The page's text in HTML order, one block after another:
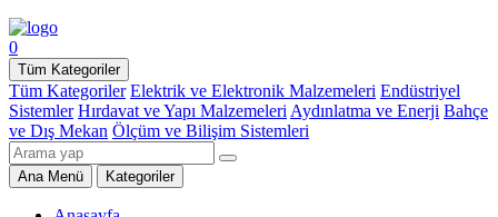
0
Tüm Kategoriler
Tüm Kategoriler Elektrik ve Elektronik Malzemeleri Endüstriyel
Sistemler Hırdavat ve Yapı Malzemeleri Aydınlatma ve Enerji Bahçe
ve Dış Mekan Ölçüm ve Bilişim Sistemleri
Ana Menü Kategoriler